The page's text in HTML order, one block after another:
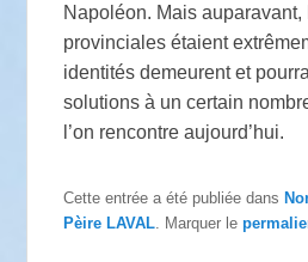
Napoléon. Mais
provinciales étaient
identités demeurent et
solutions à un certain
l’on rencontre aujourd’hui.
Cette entrée a été publiée dans
Pèire LAVAL . Marquer le